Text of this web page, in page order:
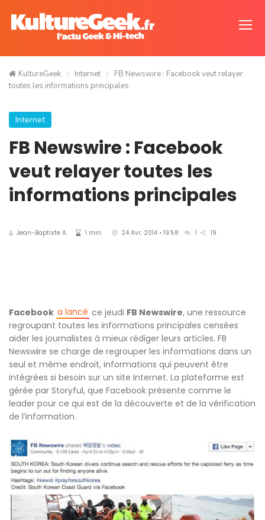
KultureGeek Internet
FB Newswire : Facebook veut relayer
toutes les informations principales
Internet
FB Newswire : Facebook
veut relayer toutes les
informations principales
Jean-Baptiste A. 1 min. 24 Avr. 2014 • 19:58 1 19
Facebook a lancé ce jeudi FB Newswire, une ressource
regroupant toutes les informations principales censées
aider les journalistes à mieux rédiger leurs articles. FB
Newswire se charge de regrouper les informations dans un
seul et même endroit, informations qui peuvent être
intégrées si besoin sur un site Internet. La plateforme est
gérée par Storyful, que Facebook présente comme le
leader pour ce qui est de la découverte et de la vérification
de l’information.